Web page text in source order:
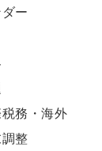
ー
務・海外
整